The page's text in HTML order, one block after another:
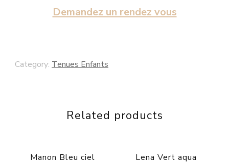
Demandez un rendez vous
Category: Tenues Enfants
Related products
Manon Bleu ciel
Lena Vert aqua